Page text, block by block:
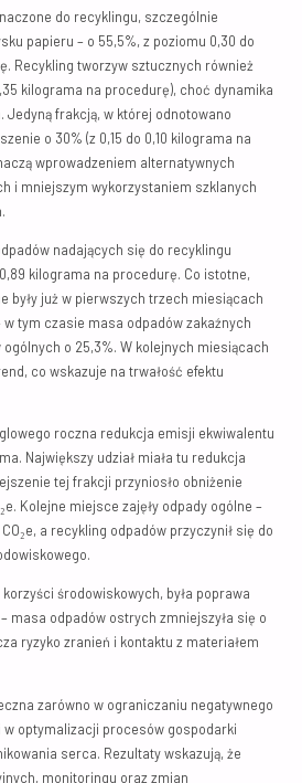
do recyklingu, szczególnie
papieru – o 55,5%, z poziomu 0,30 do
Recykling tworzyw sztucznych również
kilograma na procedurę), choć dynamika
Jedyną frakcją, w której odnotowano
o 30% (z 0,15 do 0,10 kilograma na
wprowadzeniem alternatywnych
i mniejszym wykorzystaniem szklanych
nadających się do recyklingu
kilograma na procedurę. Co istotne,
były już w pierwszych trzech miesiącach
tym czasie masa odpadów zakaźnych
ogólnych o 25,3%. W kolejnych miesiącach
co wskazuje na trwałość efektu
roczna redukcja emisji ekwiwalentu
Największy udział miała tu redukcja
tej frakcji przyniosło obniżenie
Kolejne miejsce zajęły odpady ogólne –
a recykling odpadów przyczynił się do
środowiskowych, była poprawa
masa odpadów ostrych zmniejszyła się o
ryzyko zranień i kontaktu z materiałem
zarówno w ograniczaniu negatywnego
w optymalizacji procesów gospodarki
serca. Rezultaty wskazują, że
monitoringu oraz zmian